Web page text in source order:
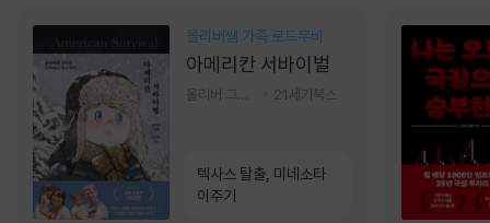
올리버쌤 가족 로드무비
아메리칸 서바이벌
21세기북스
텍사스 탈출, 미네소타
이주기